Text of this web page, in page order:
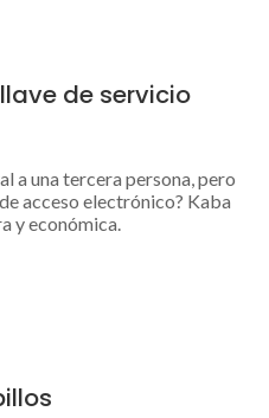
de servicio
a una tercera persona, pero
acceso electrónico? Kaba
y económica.